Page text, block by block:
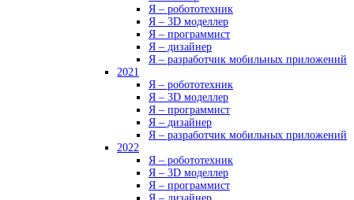
Я – робототехник
Я – 3D моделлер
Я – программист
Я – дизайнер
Я – разработчик мобильных приложений
2021
Я – робототехник
Я – 3D моделлер
Я – программист
Я – дизайнер
Я – разработчик мобильных приложений
2022
Я – робототехник
Я – 3D моделлер
Я – программист